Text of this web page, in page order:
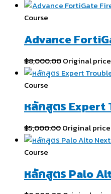
Course
Advance
฿8,000.00Original
Course
หลักสูตร Expert
฿5,000.00Original
Course
หลักสูตร Palo